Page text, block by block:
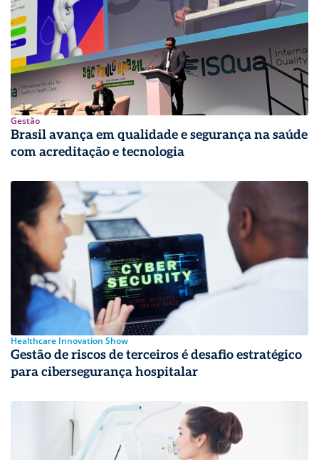
Gestão
Brasil avança em qualidade e segurança na saúde
com acreditação e tecnologia
Healthcare Innovation Show
Gestão de riscos de terceiros é desafio estratégico
para cibersegurança hospitalar